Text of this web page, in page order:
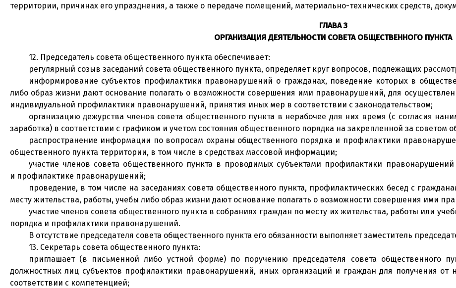
территории, причинах его упразднения, а также о передаче помещений, материально-технических средств,
ГЛАВА 3
ОРГАНИЗАЦИЯ ДЕЯТЕЛЬНОСТИ СОВЕТА ОБЩЕСТВЕННОГО ПУНКТА
12. Председатель совета общественного пункта обеспечивает:
регулярный созыв заседаний совета общественного пункта, определяет круг вопросов, подлежащих
информирование субъектов профилактики правонарушений о гражданах, поведение которых в
либо образ жизни дают основание полагать о возможности совершения ими правонарушений, для
индивидуальной профилактики правонарушений, принятия иных мер в соответствии с законодательством;
организацию дежурства членов совета общественного пункта в нерабочее для них время (с согласия
заработка) в соответствии с графиком и учетом состояния общественного порядка на закрепленной за советом
распространение информации по вопросам охраны общественного порядка и профилактики
общественного пункта территории, в том числе в средствах массовой информации;
участие членов совета общественного пункта в проводимых субъектами профилактики
и профилактике правонарушений;
проведение, в том числе на заседаниях совета общественного пункта, профилактических бесед с
месту жительства, работы, учебы либо образ жизни дают основание полагать о возможности совершения ими
участие членов совета общественного пункта в собраниях граждан по месту их жительства, работы или
порядка и профилактики правонарушений.
В отсутствие председателя совета общественного пункта его обязанности выполняет заместитель
13. Секретарь совета общественного пункта:
приглашает (в письменной либо устной форме) по поручению председателя совета общественного
должностных лиц субъектов профилактики правонарушений, иных организаций и граждан для получения
соответствии с компетенцией;